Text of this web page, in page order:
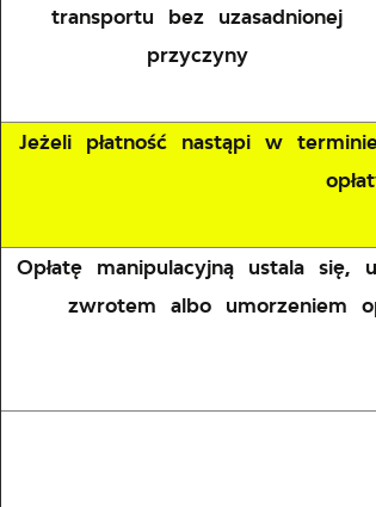
transportu bez uzasadnionej
przyczyny
Jeżeli płatność nastąpi w
Opłatę manipulacyjną ustala się,
zwrotem albo umorzeniem